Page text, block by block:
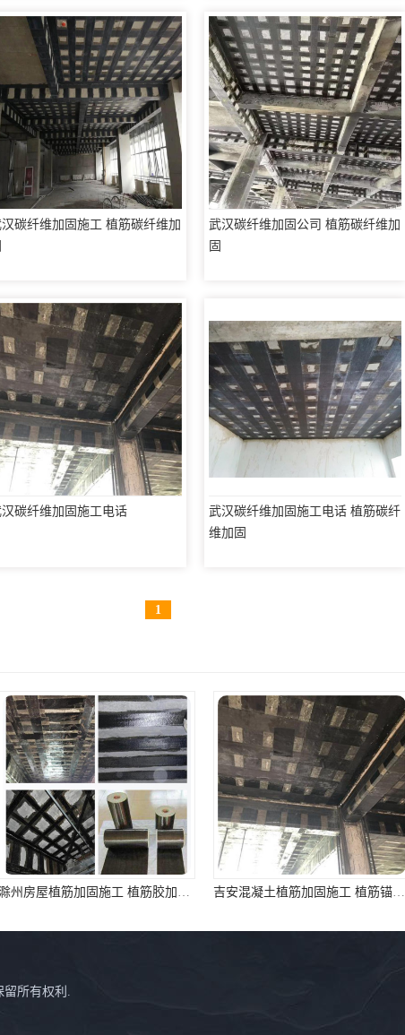
碳纤维加固施工 植筋碳纤维加
武汉碳纤维加固公司 植筋碳纤维加
固
碳纤维加固施工电话
武汉碳纤维加固施工电话 植筋碳纤
维加固
1
滁州房屋植筋加固施工 植筋胶加固 资质齐全 施工队案例经验.. 吉安混凝土植筋加固施工 植筋锚固 资质齐全 施工队案例经验..
留所有权利.